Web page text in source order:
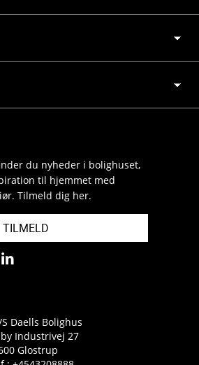
du nyheder i bolighuset,
til hjemmet med
Tilmeld dig her.
TILMELD
Daells Bolighus
Industrivej 27
Glostrup